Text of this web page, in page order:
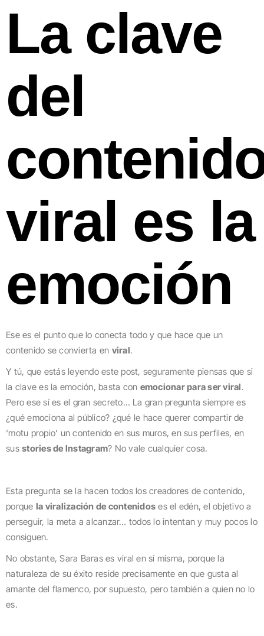
La clave
del
viral es la
emoción
Ese es el punto que lo conecta todo y que hace que un
contenido se convierta en viral.
Y tú, que estás leyendo este post, seguramente piensas que si
la clave es la emoción, basta con emocionar para ser viral.
Pero ese sí es el gran secreto… La gran pregunta siempre es
¿qué emociona al público? ¿qué le hace querer compartir de
‘motu propio’ un contenido en sus muros, en sus perfiles, en
sus stories de Instagram? No vale cualquier cosa.
Esta pregunta se la hacen todos los creadores de contenido,
porque la viralización de contenidos es el edén, el objetivo a
perseguir, la meta a alcanzar… todos lo intentan y muy pocos lo
consiguen.
No obstante, Sara Baras es viral en sí misma, porque la
naturaleza de su éxito reside precisamente en que gusta al
amante del flamenco, por supuesto, pero también a quien no lo
es.